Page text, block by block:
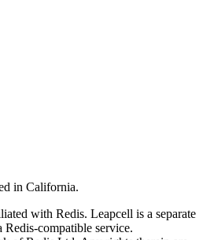
in California.
with Redis. Leapcell is a separate
Redis-compatible service.